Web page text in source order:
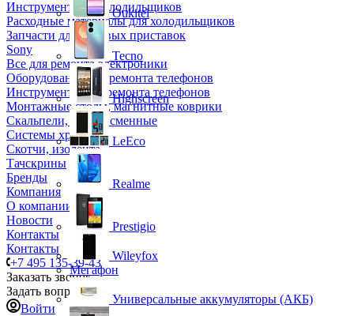
Инструмент для холодильщиков
Расходные материалы для холодильщиков
Запчасти для игровых приставок
Sony
Все для ремонта электроники
Оборудование для ремонта телефонов
Инструменты для ремонта телефонов
Монтажные столы, магнитные коврики
Скальпели, лезвия сменные
Системы хранения
Скотчи, изолента
Тачскрины
Бренды
Компания
О компании
Новости
Контакты
Контакты
+7 495 135-39-43
Заказать звонок
Задать вопрос
Войти
Oukitel
Tecno
Highscreen
LeEco
Realme
Prestigio
Wileyfox
Мегафон
Универсальные аккумуляторы (АКБ)